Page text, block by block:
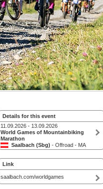
Details for this event
11.09.2026 - 13.09.2026
World Games of Mountainbiking
Marathon
Saalbach (Sbg) - Offroad - MA
Link
saalbach.com/worldgames